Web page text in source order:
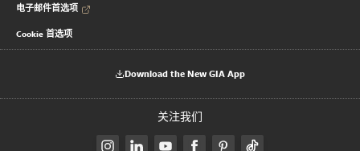
电子邮件首选项
Cookie 首选项
Download the New GIA App
关注我们